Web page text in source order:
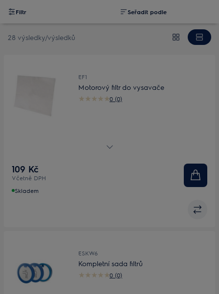
Filtr Seřadit podle
28 výsledky/výsledků
EF1
0 (0)
Motorový filtr do vysavače
109 Kč
Včetně DPH
Skladem
ESKW6
0 (0)
Kompletní sada filtrů